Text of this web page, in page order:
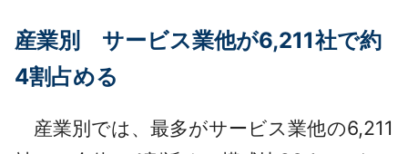
産業別 サービス業他が6,211社で約
4割占める
産業別では、最多がサービス業他の6,211